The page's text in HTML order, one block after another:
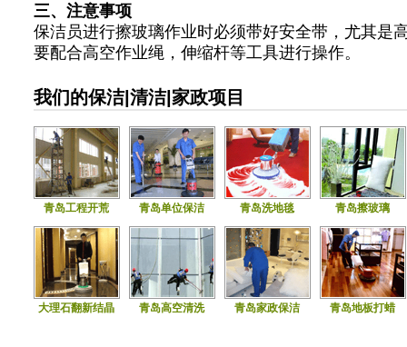
三、注意事项
保洁员进行擦玻璃作业时必须带好安全带，尤其是
要配合高空作业绳，伸缩杆等工具进行操作。
我们的保洁|清洁|家政项目
青岛工程开荒 青岛单位保洁 青岛洗地毯 青岛擦玻璃
大理石翻新结晶 青岛高空清洗 青岛家政保洁 青岛地板打蜡